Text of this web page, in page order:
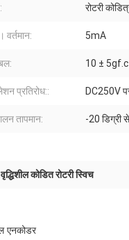
रोटरी
वर्तमान: 5mA
10 ±
प्रतिरोध:: DC250V
तापमान: -20 डिग्री
कोडित रोटरी स्विच
एनकोडर